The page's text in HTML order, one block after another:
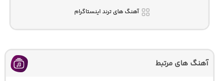
آهنگ های ترند اینستاگرام
آهنگ های مرتبط